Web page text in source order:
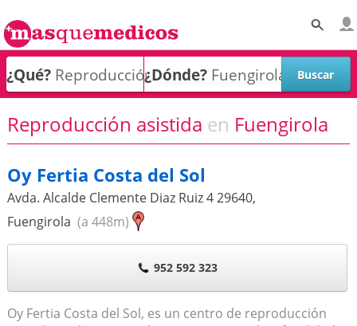
¿Qué? ¿Dónde?
Reproducción asistida en Fuengirola
Oy Fertia Costa del Sol
Avda. Alcalde Clemente Diaz Ruiz 429640,
Fuengirola (a 448m)
952 592 323
Oy Fertia Costa del Sol, es un centro de reproducción